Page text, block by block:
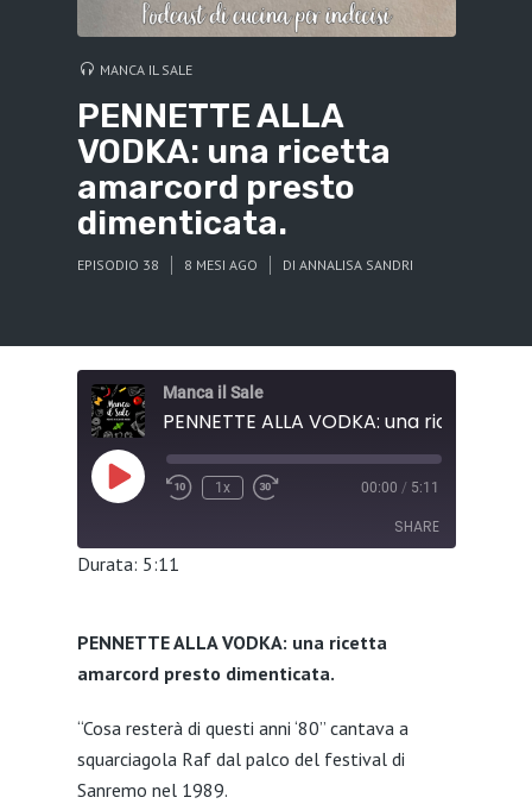
MANCA IL SALE
PENNETTE ALLA
VODKA: una ricetta
amarcord presto
dimenticata.
EPISODIO 38 8 MESI AGO DI ANNALISA SANDRI
Manca il Sale
Play
Episode
1x 00:00 / 5:11
SHARE
LINK
Durata: 5:11
PENNETTE ALLA VODKA: una ricetta
amarcord presto dimenticata.
“Cosa resterà di questi anni ‘80” cantava a
squarciagola Raf dal palco del festival di
Sanremo nel 1989.